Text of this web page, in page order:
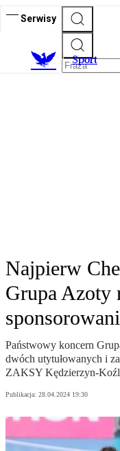
Serwisy
Sport
Najpierw
Grupa Azoty
Państwowy koncern
dwóch utytułowanych i
ZAKSY Kędzierzyn-
Publikacja: 28.04.2024 19:30